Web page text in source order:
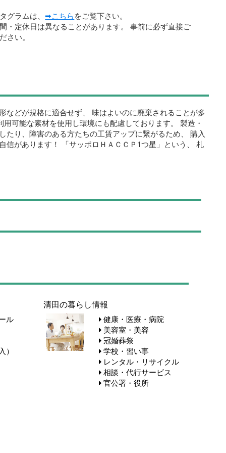
グラムは、➡こちらをご覧下さい。
・定休日は異なることがあります。 事前に必ず直接ご
さい。
どが規格に適合せず、 味はよいのに廃棄されることが多
可能な素材を使用し環境にも配慮しております。 製造・
り、障害のある方たちの工賃アップに繋がるため、 購入
があります！ 「サッポロＨＡＣＣＰ1つ星」という、 札
ル
清田の暮らし情報
健康・医療・病院
美容室・美容
冠婚葬祭
学校・習い事
レンタル・リサイクル
相談・代行サービス
官公署・役所